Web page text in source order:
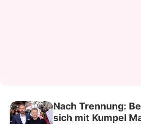
Nach Trennung:
sich mit Kumpel